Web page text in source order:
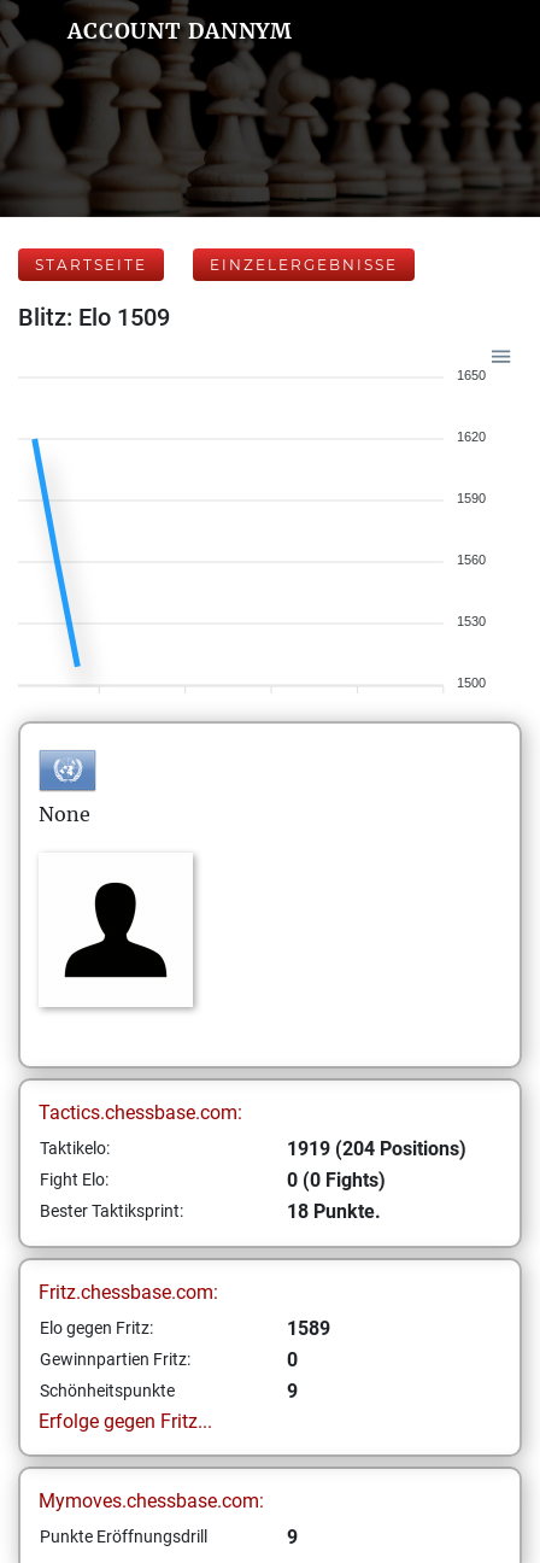
ACCOUNT DANNYM
STARTSEITE EINZELERGEBNISSE
Blitz: Elo 1509
1650
1620
1590
1560
1530
1500
None
Tactics.chessbase.com:
Taktikelo: 1919 (204 Positions)
Fight Elo: 0 (0 Fights)
Bester Taktiksprint: 18 Punkte.
Fritz.chessbase.com:
Elo gegen Fritz: 1589
Gewinnpartien Fritz: 0
Schönheitspunkte
9
Erfolge gegen Fritz...
Mymoves.chessbase.com:
Punkte Eröffnungsdrill 9